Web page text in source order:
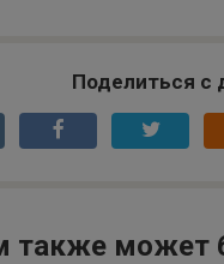
Поделиться с
также может